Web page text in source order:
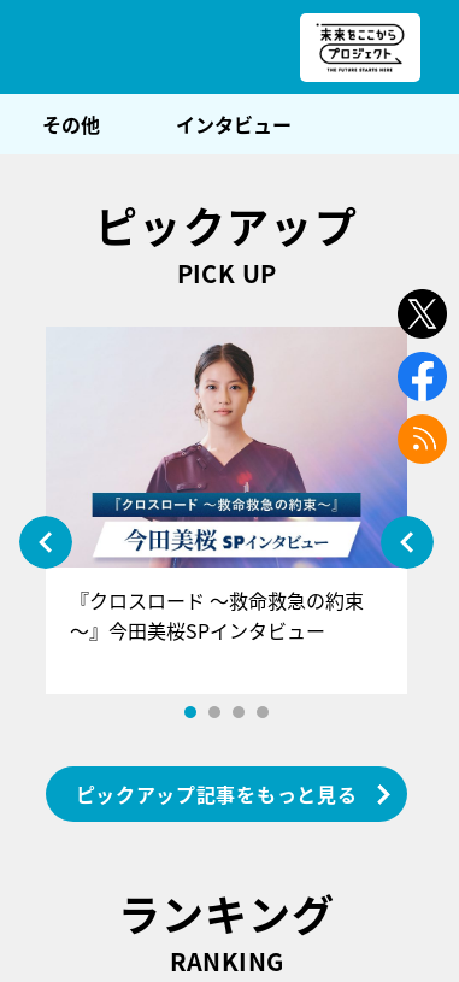
その他 インタビュー
ピックアップ
PICK UP
『クロスロード ～救命救急の約束
～』今田美桜SPインタビュー
ピックアップ記事をもっと見る
ランキング
RANKING